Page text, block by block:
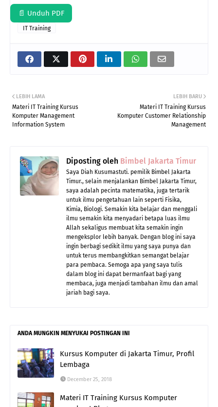
📄 Unduh PDF
IT Training
LEBIH BARU
Materi IT Training Kursus
Komputer Customer Relationship
Management
LEBIH LAMA
Materi IT Training Kursus
Komputer Management
Information System
Diposting oleh Bimbel Jakarta Timur
Saya Diah Kusumastuti. pemilik Bimbel Jakarta
Timur., selain menjalankan Bimbel Jakarta Timur,
saya adalah pecinta matematika, juga tertarik
untuk ilmu pengetahuan lain seperti Fisika,
Kimia, Biologi. Semakin kita belajar dan menggali
ilmu semakin kita menyadari betapa luas ilmu
Allah sekaligus membuat kita semakin ingin
mengeksplor lebih banyak. Dengan blog ini saya
ingin berbagi sedikit ilmu yang saya punya dan
untuk terus membangkitkan semangat belajar
para pembaca. Semoga apa yang saya tulis
dalam blog ini dapat bermanfaat bagi yang
membaca, juga menjadi tambahan ilmu dan amal
jariah bagi saya.
ANDA MUNGKIN MENYUKAI POSTINGAN INI
Kursus Komputer di Jakarta Timur, Profil
Lembaga
December 25, 2018
Materi IT Training Kursus Komputer